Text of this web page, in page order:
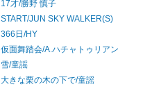
17才/勝野 慎子
START/JUN SKY WALKER(S)
366日/HY
仮面舞踏会/A.ハチャトゥリアン
雪/童謡
大きな栗の木の下で/童謡